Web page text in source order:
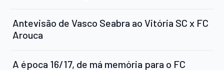
Antevisão de Vasco Seabra ao Vitória SC x FC
Arouca
A época 16/17, de má memória para o FC